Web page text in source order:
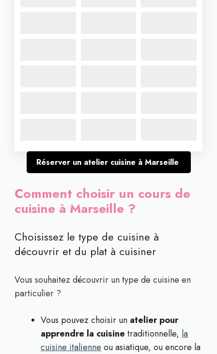
Réserver un atelier cuisine à Marseille
Comment choisir un cours de
cuisine à Marseille ?
Choisissez le type de cuisine à
découvrir et du plat à cuisiner
Vous souhaitez découvrir un type de cuisine en
particulier ?
Vous pouvez choisir un atelier pour
apprendre la cuisine traditionnelle, la
cuisine italienne ou asiatique, ou encore la